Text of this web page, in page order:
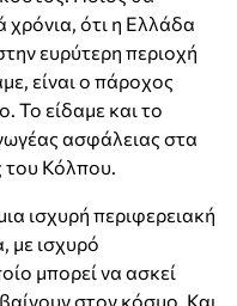
χρόνια, ότι η Ελλάδα
ευρύτερη περιοχή
είναι ο πάροχος
Το είδαμε και το
ασφάλειας στα
του Κόλπου.
ισχυρή περιφερειακή
με ισχυρό
μπορεί να ασκεί
στον κόσμο. Και